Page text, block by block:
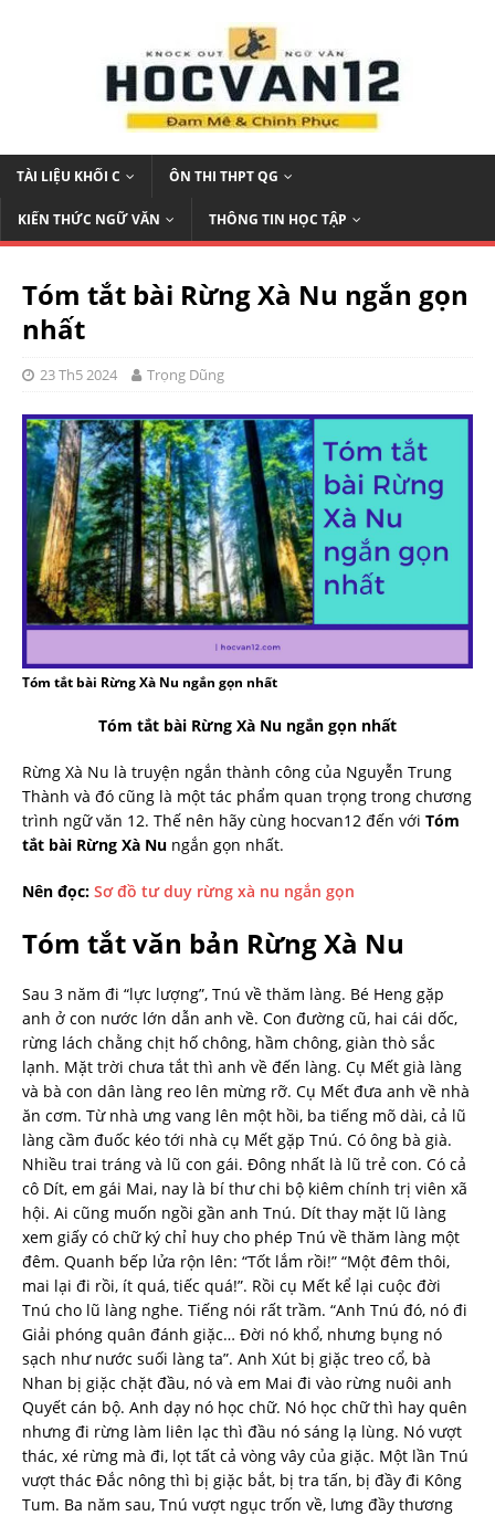
TÀI LIỆU KHỐI C ÔN THI THPT QG
KIẾN THỨC NGỮ VĂN THÔNG TIN HỌC TẬP
Tóm tắt bài Rừng Xà Nu ngắn gọn
nhất
23 Th5 2024 Trọng Dũng
Tóm tắt bài Rừng Xà Nu ngắn gọn nhất
Tóm tắt bài Rừng Xà Nu ngắn gọn nhất
Rừng Xà Nu là truyện ngắn thành công của Nguyễn Trung
Thành và đó cũng là một tác phẩm quan trọng trong chương
trình ngữ văn 12. Thế nên hãy cùng hocvan12 đến với Tóm
tắt bài Rừng Xà Nu ngắn gọn nhất.
Nên đọc: Sơ đồ tư duy rừng xà nu ngắn gọn
Tóm tắt văn bản Rừng Xà Nu
Sau 3 năm đi “lực lượng”, Tnú về thăm làng. Bé Heng gặp
anh ở con nước lớn dẫn anh về. Con đường cũ, hai cái dốc,
rừng lách chằng chịt hố chông, hầm chông, giàn thò sắc
lạnh. Mặt trời chưa tắt thì anh về đến làng. Cụ Mết già làng
và bà con dân làng reo lên mừng rỡ. Cụ Mết đưa anh về nhà
ăn cơm. Từ nhà ưng vang lên một hồi, ba tiếng mõ dài, cả lũ
làng cầm đuốc kéo tới nhà cụ Mết gặp Tnú. Có ông bà già.
Nhiều trai tráng và lũ con gái. Đông nhất là lũ trẻ con. Có cả
cô Dít, em gái Mai, nay là bí thư chi bộ kiêm chính trị viên xã
hội. Ai cũng muốn ngồi gần anh Tnú. Dít thay mặt lũ làng
xem giấy có chữ ký chỉ huy cho phép Tnú về thăm làng một
đêm. Quanh bếp lửa rộn lên: “Tốt lắm rồi!” “Một đêm thôi,
mai lại đi rồi, ít quá, tiếc quá!”. Rồi cụ Mết kể lại cuộc đời
Tnú cho lũ làng nghe. Tiếng nói rất trầm. “Anh Tnú đó, nó đi
Giải phóng quân đánh giặc… Đời nó khổ, nhưng bụng nó
sạch như nước suối làng ta”. Anh Xút bị giặc treo cổ, bà
Nhan bị giặc chặt đầu, nó và em Mai đi vào rừng nuôi anh
Quyết cán bộ. Anh dạy nó học chữ. Nó học chữ thì hay quên
nhưng đi rừng làm liên lạc thì đầu nó sáng lạ lùng. Nó vượt
thác, xé rừng mà đi, lọt tất cả vòng vây của giặc. Một lần Tnú
vượt thác Đắc nông thì bị giặc bắt, bị tra tấn, bị đầy đi Kông
Tum. Ba năm sau, Tnú vượt ngục trốn về, lưng đầy thương